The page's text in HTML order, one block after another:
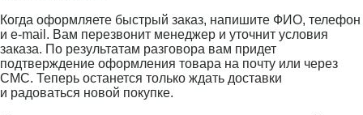
Когда оформляете быстрый заказ, напишите ФИО, телефон
и e-mail. Вам перезвонит менеджер и уточнит условия
заказа. По результатам разговора вам придет
подтверждение оформления товара на почту или через
СМС. Теперь останется только ждать доставки
и радоваться новой покупке.